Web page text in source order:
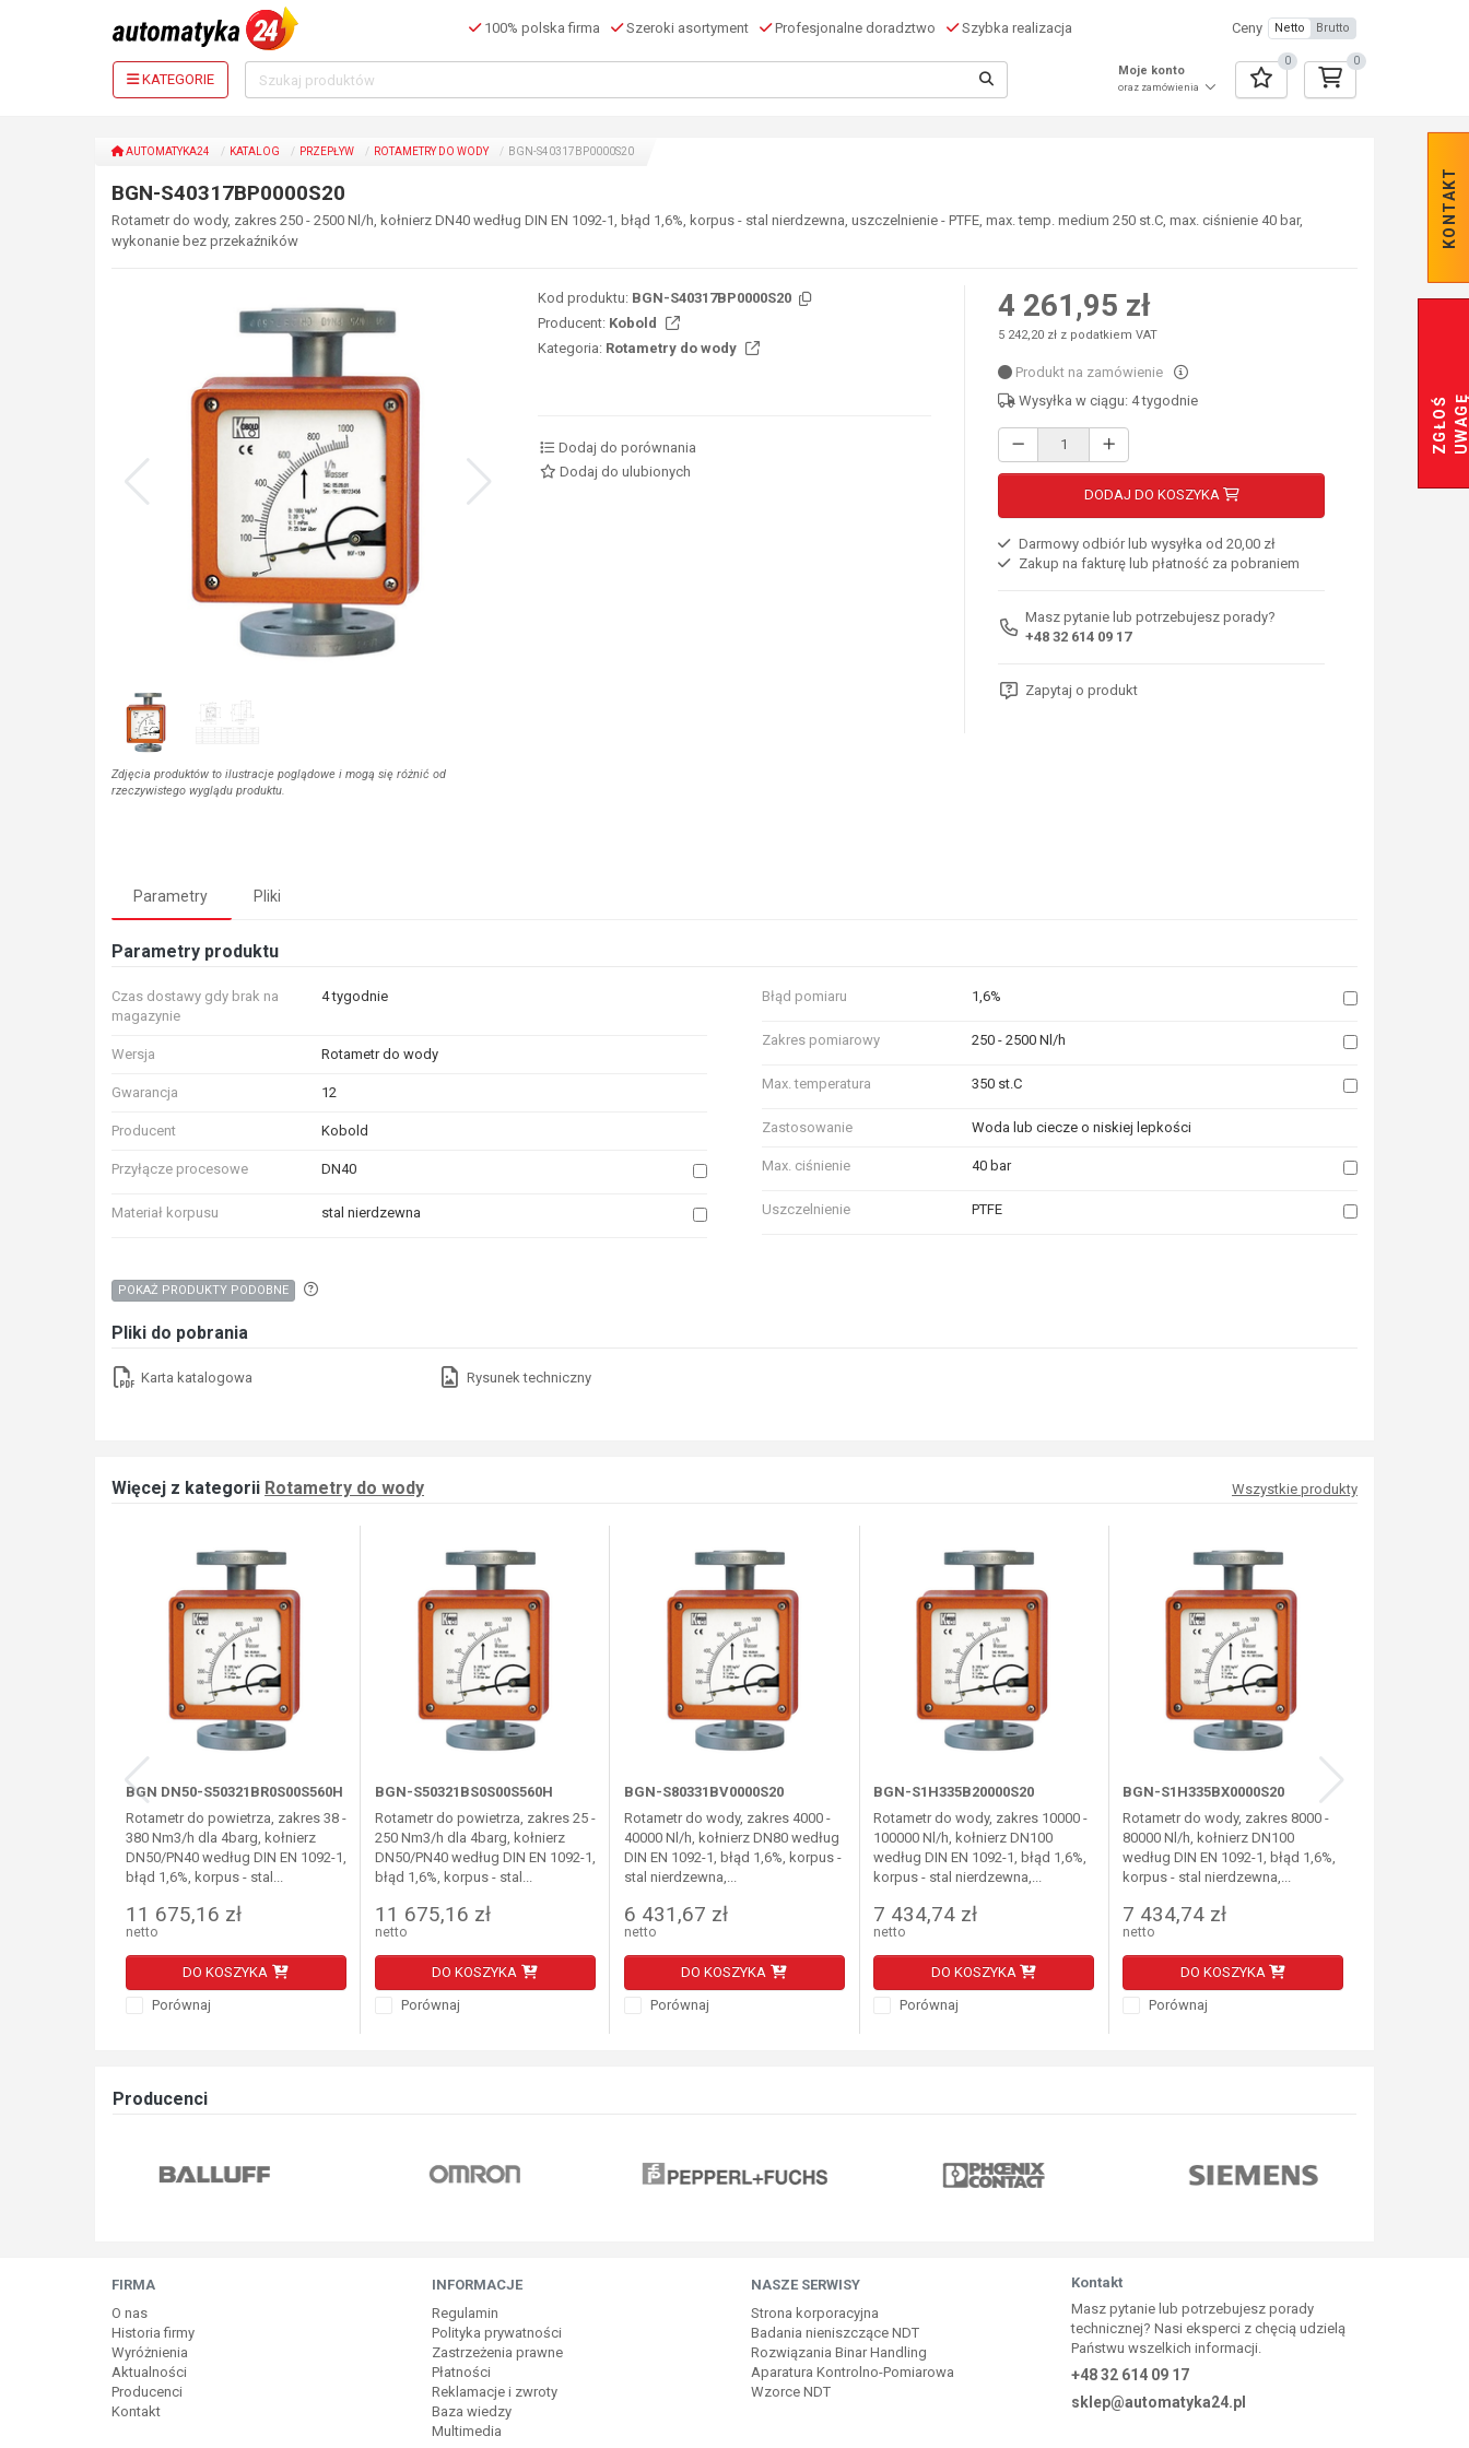
100% polska firma Szeroki asortyment Profesjonalne doradztwo Szybka realizacja Ceny Netto Brutto
KATEGORIE
Moje konto
oraz zamówienia
0 0
KONTAKT
Z
G
Ł
O
Ś
U
W
A
GĘ
AUTOMATYKA24 KATALOG PRZEPŁYW ROTAMETRY DO WODY BGN-S40317BP0000S20
BGN-S40317BP0000S20
Rotametr do wody, zakres 250 - 2500 Nl/h, kołnierz DN40 według DIN EN 1092-1, błąd 1,6%, korpus - stal nierdzewna, uszczelnienie - PTFE, max. temp. medium 250 st.C, max. ciśnienie 40 bar,
wykonanie bez przekaźników
Zdjęcia produktów to ilustracje poglądowe i mogą się różnić od
rzeczywistego wyglądu produktu.
Kod produktu: BGN-S40317BP0000S20
Producent: Kobold
Kategoria: Rotametry do wody
Dodaj do porównania
Dodaj do ulubionych
4 261,95 zł
5 242,20 zł z podatkiem VAT
Produkt na zamówienie
Wysyłka w ciągu: 4 tygodnie
DODAJ DO KOSZYKA
Darmowy odbiór lub wysyłka od 20,00 zł
Zakup na fakturę lub płatność za pobraniem
Masz pytanie lub potrzebujesz porady?
+48 32 614 09 17
Zapytaj o produkt
Parametry Pliki
Parametry produktu
Czas dostawy gdy brak na
magazynie
4 tygodnie
Wersja Rotametr do wody
Gwarancja 12
Producent Kobold
Przyłącze procesowe DN40
Materiał korpusu stal nierdzewna
Błąd pomiaru 1,6%
Zakres pomiarowy 250 - 2500 Nl/h
Max. temperatura 350 st.C
Zastosowanie Woda lub ciecze o niskiej lepkości
Max. ciśnienie 40 bar
Uszczelnienie PTFE
POKAŻ PRODUKTY PODOBNE
Pliki do pobrania
Karta katalogowa Rysunek techniczny
Więcej z kategorii Rotametry do wody Wszystkie produkty
BGN DN50-S50321BR0S00S560H
Rotametr do powietrza, zakres 38 -
380 Nm3/h dla 4barg, kołnierz
DN50/PN40 według DIN EN 1092-1,
błąd 1,6%, korpus - stal...
11 675,16 zł
netto
DO KOSZYKA
Porównaj
BGN-S50321BS0S00S560H
Rotametr do powietrza, zakres 25 -
250 Nm3/h dla 4barg, kołnierz
DN50/PN40 według DIN EN 1092-1,
błąd 1,6%, korpus - stal...
11 675,16 zł
netto
DO KOSZYKA
Porównaj
BGN-S80331BV0000S20
Rotametr do wody, zakres 4000 -
40000 Nl/h, kołnierz DN80 według
DIN EN 1092-1, błąd 1,6%, korpus -
stal nierdzewna,...
6 431,67 zł
netto
DO KOSZYKA
Porównaj
BGN-S1H335B20000S20
Rotametr do wody, zakres 10000 -
100000 Nl/h, kołnierz DN100
według DIN EN 1092-1, błąd 1,6%,
korpus - stal nierdzewna,...
7 434,74 zł
netto
DO KOSZYKA
Porównaj
BGN-S1H335BX0000S20
Rotametr do wody, zakres 8000 -
80000 Nl/h, kołnierz DN100
według DIN EN 1092-1, błąd 1,6%,
korpus - stal nierdzewna,...
7 434,74 zł
netto
DO KOSZYKA
Porównaj
Producenci
FIRMA
O nas
Historia firmy
Wyróżnienia
Aktualności
Producenci
Kontakt
INFORMACJE
Regulamin
Polityka prywatności
Zastrzeżenia prawne
Płatności
Reklamacje i zwroty
Baza wiedzy
Multimedia
NASZE SERWISY
Strona korporacyjna
Badania nieniszczące NDT
Rozwiązania Binar Handling
Aparatura Kontrolno-Pomiarowa
Wzorce NDT
Kontakt
Masz pytanie lub potrzebujesz porady
technicznej? Nasi eksperci z chęcią udzielą
Państwu wszelkich informacji.
+48 32 614 09 17
sklep@automatyka24.pl